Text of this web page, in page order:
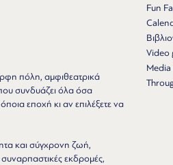
πόλη, αμφιθεατρικά
συνδυάζει όλα όσα
εποχή κι αν επιλέξετε να
και σύγχρονη ζωή,
συναρπαστικές εκδρομές,
Fun
Video